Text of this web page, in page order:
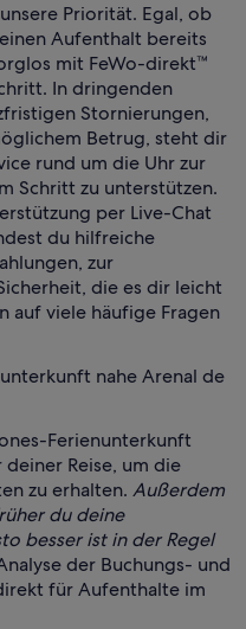
Priorität. Egal, ob
Aufenthalt bereits
mit FeWo-direkt™
In dringenden
Stornierungen,
Betrug, steht dir
rund um die Uhr zur
Schritt zu unterstützen.
per Live-Chat
du hilfreiche
zur
die es dir leicht
auf viele häufige Fragen
nahe Arenal de
Ferienunterkunft
Reise, um die
zu erhalten. Außerdem
du deine
besser ist in der Regel
der Buchungs- und
für Aufenthalte im